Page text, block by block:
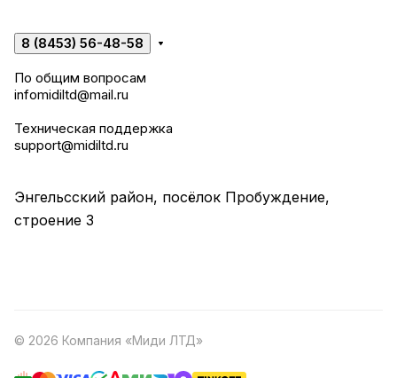
8 (8453) 56-48-58
По общим вопросам
infomidiltd@mail.ru
Техническая поддержка
support@midiltd.ru
Энгельсский район, посёлок Пробуждение,
строение 3
© 2026 Компания «Миди ЛТД»